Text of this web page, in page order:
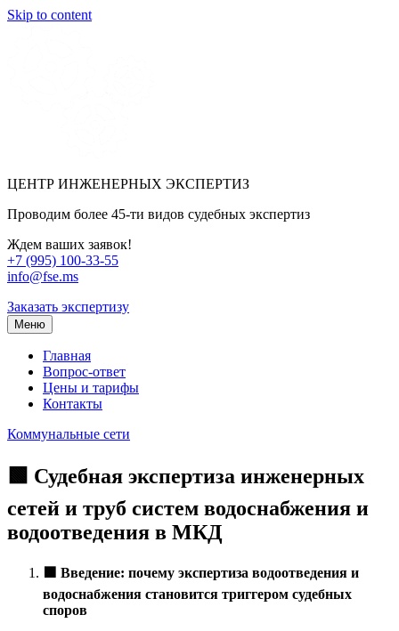
Skip to content
ЦЕНТР ИНЖЕНЕРНЫХ ЭКСПЕРТИЗ
Проводим более 45-ти видов судебных экспертиз
Ждем ваших заявок!
+7 (995) 100-33-55
info@fse.ms
Заказать экспертизу
Меню
Главная
Вопрос-ответ
Цены и тарифы
Контакты
Коммунальные сети
🟩 Судебная экспертиза инженерных
сетей и труб систем водоснабжения и
водоотведения в МКД
Введение: почему экспертиза водоотведения и
водоснабжения становится триггером судебных
споров